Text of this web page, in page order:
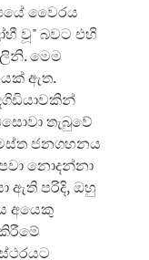
වෛරය
වූ" බවට එහි
මෙම
ඇත.
තැබුවේ
ජනගහනය
නොදන්නා
ඇති පරිදි, ඔහු
අයෙකු